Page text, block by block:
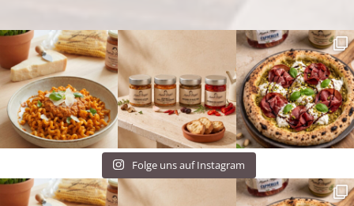
Folge uns auf Instagram